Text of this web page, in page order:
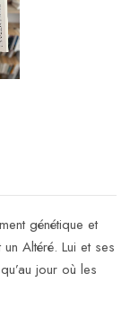
génétique et
Altéré. Lui et ses
jour où les